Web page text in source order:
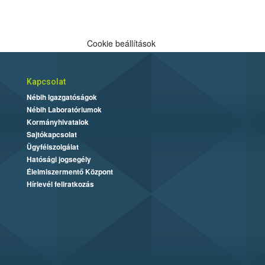
Cookie beállítások
Kapcsolat
Nébih Igazgatóságok
Nébih Laboratóriumok
Kormányhivatalok
Sajtókapcsolat
Ügyfélszolgálat
Hatósági jogsegély
Élelmiszermentő Központ
Hírlevél feliratkozás